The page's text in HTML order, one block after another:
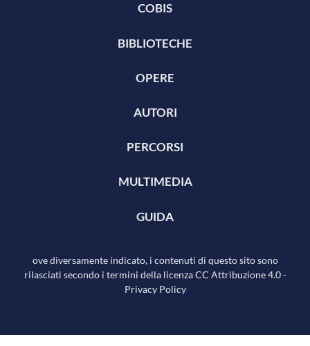
COBIS
BIBLIOTECHE
OPERE
AUTORI
PERCORSI
MULTIMEDIA
GUIDA
ove diversamente indicato, i contenuti di questo sito sono
rilasciati secondo i termini della licenza CC Attribuzione 4.0-
Privacy Policy